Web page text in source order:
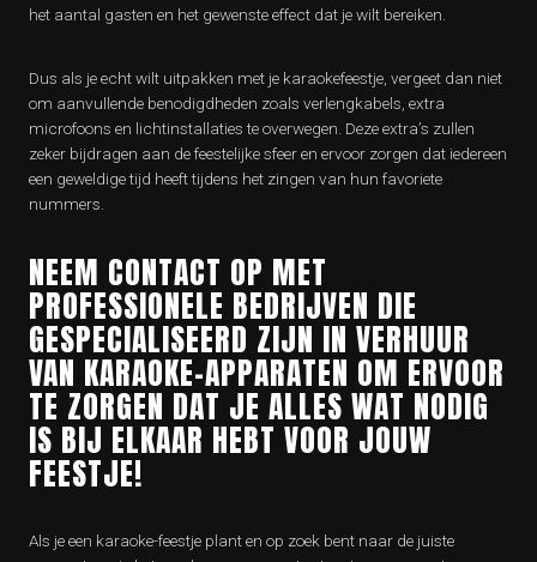
het aantal gasten en het gewenste effect dat je wilt bereiken.
Dus als je echt wilt uitpakken met je karaokefeestje, vergeet dan niet
om aanvullende benodigdheden zoals verlengkabels, extra
microfoons en lichtinstallaties te overwegen. Deze extra’s zullen
zeker bijdragen aan de feestelijke sfeer en ervoor zorgen dat iedereen
een geweldige tijd heeft tijdens het zingen van hun favoriete
nummers.
NEEM CONTACT OP MET
PROFESSIONELE BEDRIJVEN DIE
GESPECIALISEERD ZIJN IN VERHUUR
VAN KARAOKE-APPARATEN OM ERVOOR
TE ZORGEN DAT JE ALLES WAT NODIG
IS BIJ ELKAAR HEBT VOOR JOUW
FEESTJE!
Als je een karaoke-feestje plant en op zoek bent naar de juiste